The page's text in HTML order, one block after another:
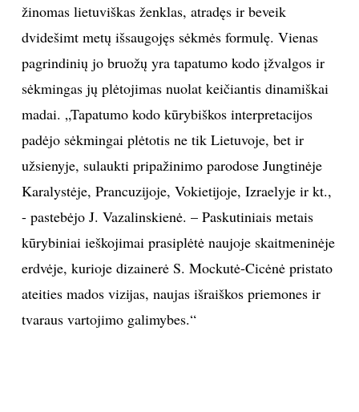
žinomas lietuviškas ženklas, atradęs ir beveik
dvidešimt metų išsaugojęs sėkmės formulę. Vienas
pagrindinių jo bruožų yra tapatumo kodo įžvalgos ir
sėkmingas jų plėtojimas nuolat keičiantis dinamiškai
madai. „Tapatumo kodo kūrybiškos interpretacijos
padėjo sėkmingai plėtotis ne tik Lietuvoje, bet ir
užsienyje, sulaukti pripažinimo parodose Jungtinėje
Karalystėje, Prancuzijoje, Vokietijoje, Izraelyje ir kt.,
- pastebėjo J. Vazalinskienė. – Paskutiniais metais
kūrybiniai ieškojimai prasiplėtė naujoje skaitmeninėje
erdvėje, kurioje dizainerė S. Mockutė-Cicėnė pristato
ateities mados vizijas, naujas išraiškos priemones ir
tvaraus vartojimo galimybes.“